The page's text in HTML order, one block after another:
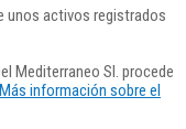
unos activos registrados
Mediterraneo Sl. procede
Más información sobre el